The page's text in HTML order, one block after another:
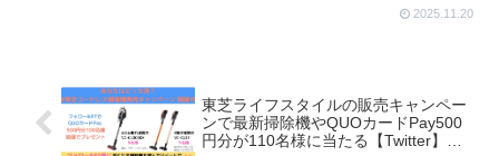
2025.11.20
東芝ライフスタイルの販売キャンペー
ンで最新掃除機やQUOカードPay500
円分が110名様に当たる【Twitter】